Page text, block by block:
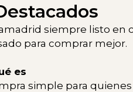
siempre listo en
para comprar mejor.
es
simple para